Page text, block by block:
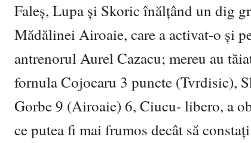
Faleș, Lupa și Skoric înălțând un dig
Mădălinei Airoaie, care a activat-o și
antrenorul Aurel Cazacu; mereu au
fornula Cojocaru 3 puncte (Tvrdisic),
Gorbe 9 (Airoaie) 6, Ciucu- libero, a
ce putea fi mai frumos decât să